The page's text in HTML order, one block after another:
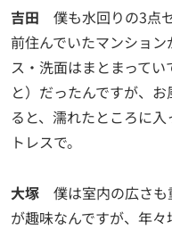
吉田 僕も水回りの3点
前住んでいたマンショ
ス・洗面はまとまって
と）だったんですが、
ると、濡れたところに
トレスで。
大塚 僕は室内の広さも
が趣味なんですが、年